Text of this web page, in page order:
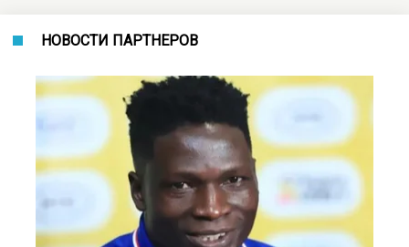
НОВОСТИ ПАРТНЕРОВ